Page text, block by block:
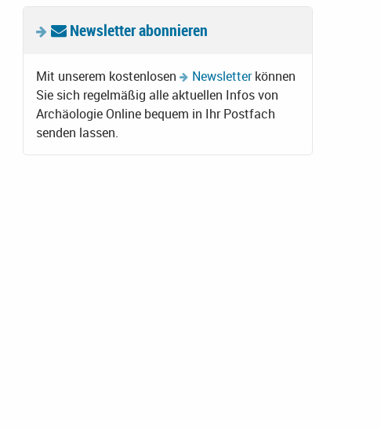
Newsletter abonnieren
Mit unserem kostenlosen Newsletterkönnen
Sie sich regelmäßig alle aktuellen Infos von
Archäologie Online bequem in Ihr Postfach
senden lassen.